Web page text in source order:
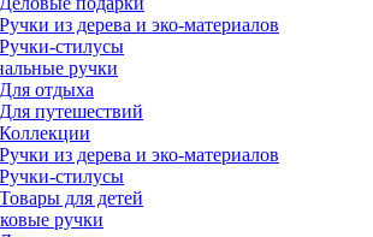
из дерева и эко-материалов
стилусы
ручки
отдыха
путешествий
из дерева и эко-материалов
стилусы
для детей
ручки